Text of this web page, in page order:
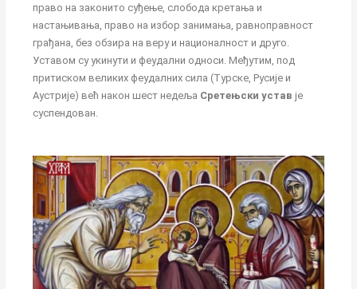
право на законито суђење, слобода кретања и
настањивања, право на избор занимања, равноправност
грађана, без обзира на веру и националност и друго.
Уставом су укинути и феудални односи. Међутим, под
притиском великих феудалних сила (Турске, Русије и
Аустрије) већ након шест недеља Сретењски устав је
суспендован.